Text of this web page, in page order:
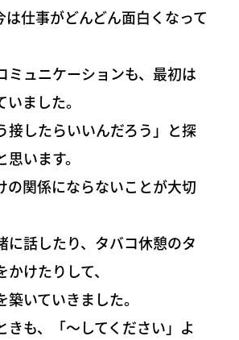
は仕事がどんどん面白くなって
ミュニケーションも、最初は
ました。
接したらいいんだろう」と探
います。
の関係にならないことが大切
に話したり、タバコ休憩のタ
けたりして、
いていきました。
きも、「〜してください」よ